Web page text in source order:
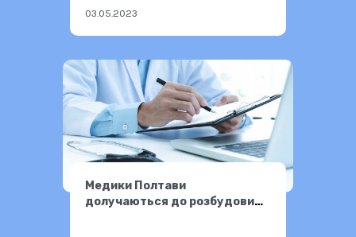
03.05.2023
Медики Полтави
долучаються до розбудови